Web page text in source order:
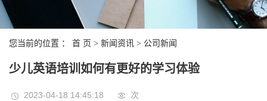
您当前的位置 ： 首 页 > 新闻资讯 > 公司新闻
少儿英语培训如何有更好的学习体验
2023-04-18 14:45:18 次